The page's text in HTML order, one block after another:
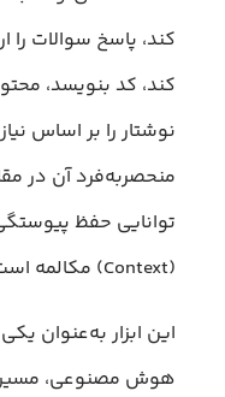
کند، پاسخ سوالات را
کند، کد بنویسد،
نوشتار را بر اساس
منحصربه‌فرد آن در
توانایی حفظ
(Context) مکالمه است.
این ابزار به‌عنوان
هوش مصنوعی، مسیر